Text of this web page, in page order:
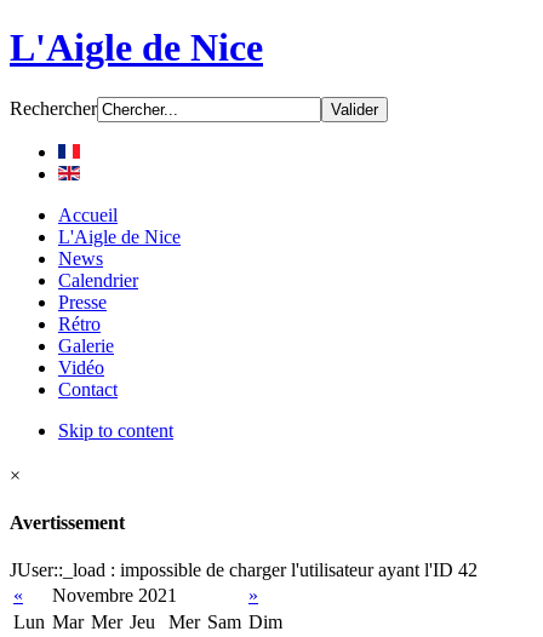
L'Aigle de Nice
Rechercher
Accueil
L'Aigle de Nice
News
Calendrier
Presse
Rétro
Galerie
Vidéo
Contact
Skip to content
×
Avertissement
JUser::_load : impossible de charger l'utilisateur ayant l'ID 42
«
Novembre 2021
»
Lun Mar Mer Jeu Mer Sam Dim